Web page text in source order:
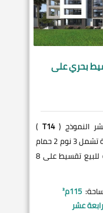
بحري على
النموذج (T14
)
بحري تطل على حديقة تشمل 3 نوم 2 حمام
2 بلكونة بالطابق الرابع تشطيب الشركة للبيع تقسيط على 8
115م²
عشر